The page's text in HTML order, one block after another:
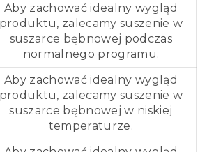
Aby zachować idealny wygląd
produktu, zalecamy suszenie w
suszarce bębnowej podczas
normalnego programu.
Aby zachować idealny wygląd
produktu, zalecamy suszenie w
suszarce bębnowej w niskiej
temperaturze.